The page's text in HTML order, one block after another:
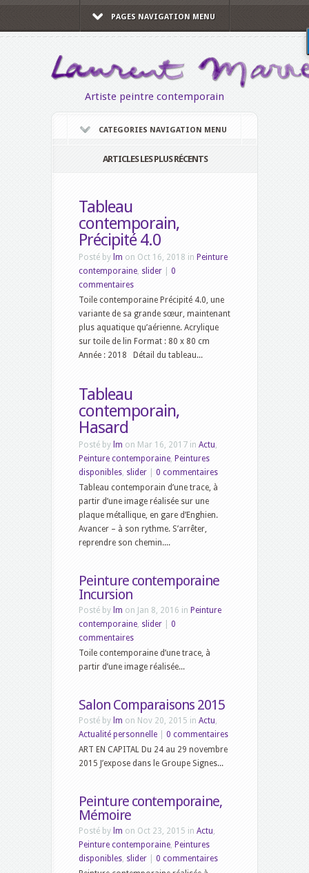
PAGES NAVIGATION MENU
Artiste peintre contemporain
CATEGORIES NAVIGATION MENU
ARTICLES LES PLUS RÉCENTS
Tableau
contemporain,
Précipité 4.0
Posté by lm on Oct 16, 2018 in Peinture
contemporaine, slider
0
commentaires
Toile contemporaine Précipité 4.0, une
variante de sa grande sœur, maintenant
plus aquatique qu’aérienne. Acrylique
sur toile de lin Format : 80 x 80 cm
Année : 2018 Détail du tableau...
Tableau
contemporain,
Hasard
Posté by lm on Mar 16, 2017 in Actu,
Peinture contemporaine, Peintures
disponibles, slider
0 commentaires
Tableau contemporain d’une trace, à
partir d’une image réalisée sur une
plaque métallique, en gare d’Enghien.
Avancer – à son rythme. S’arrêter,
reprendre son chemin....
Peinture contemporaine
Incursion
Posté by lm on Jan 8, 2016 in Peinture
contemporaine, slider
0
commentaires
Toile contemporaine d’une trace, à
partir d’une image réalisée...
Salon Comparaisons 2015
Posté by lm on Nov 20, 2015 in Actu,
Actualité personnelle
0 commentaires
ART EN CAPITAL Du 24 au 29 novembre
2015 J’expose dans le Groupe Signes...
Peinture contemporaine,
Mémoire
Posté by lm on Oct 23, 2015 in Actu,
Peinture contemporaine, Peintures
disponibles, slider
0 commentaires